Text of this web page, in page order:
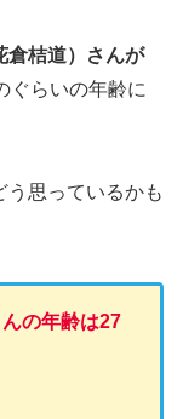
倉桔道）さんが
ぐらいの年齢に
う思っているかも
の年齢は27